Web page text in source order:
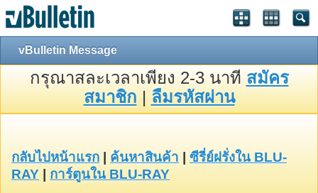
vBulletin Message
กรุณาสละเวลาเพียง 2-3 นาที สมัคร
สมาชิก | ลืมรหัสผ่าน
กลับไปหน้าแรก ค้นหาสินค้า
ซีรี่ย์ฝรั่งใน BLU-
RAY
การ์ตูนใน BLU-RAY